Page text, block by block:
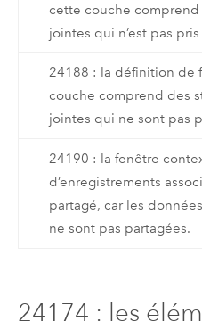
cette couche
jointes qui n’est pas
24188 : la définition de
couche comprend des
jointes qui ne sont pas
24190 : la fenêtre
d’enregistrements
partagé, car les
ne sont pas partagées.
24174 : les